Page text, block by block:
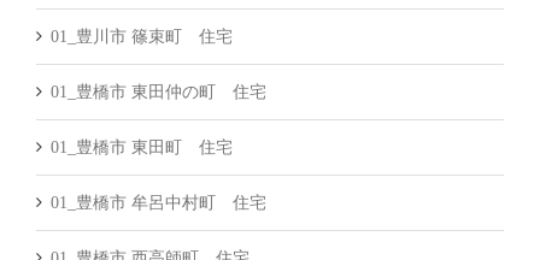
01_豊川市 篠束町 住宅
01_豊橋市 東田仲の町 住宅
01_豊橋市 東田町 住宅
01_豊橋市 牟呂中村町 住宅